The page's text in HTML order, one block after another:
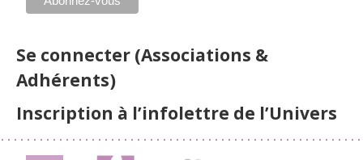
Se connecter (Associations &
Adhérents)
Inscription à l’infolettre de l’Univers